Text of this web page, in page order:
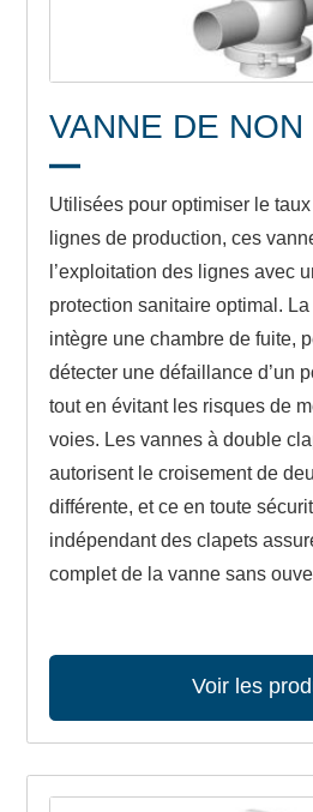
VANNE DE
Utilisées pour optimiser le
lignes de production, ces
l’exploitation des lignes avec
protection sanitaire optimal.
intègre une chambre de fuite,
détecter une défaillance d’un
tout en évitant les risques de
voies. Les vannes à double
autorisent le croisement de
différente, et ce en toute
indépendant des clapets
complet de la vanne sans
Voir les